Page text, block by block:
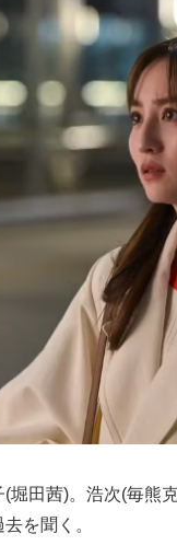
田茜)。浩次(毎熊
を聞く。